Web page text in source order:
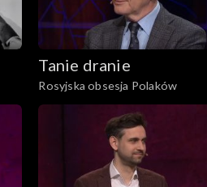
Tanie dranie
Rosyjska obsesja Polaków